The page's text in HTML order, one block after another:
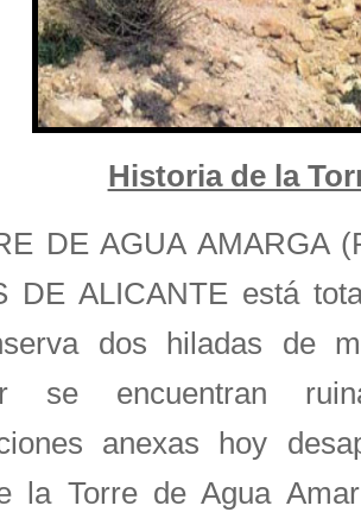
Historia de la
DE AGUA AMARGA
DE ALICANTE está
dos hiladas de
se encuentran
anexas hoy
la Torre de Agua